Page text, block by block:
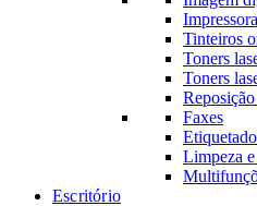
Tinteiros
Toners
Toners
Faxes
Limpeza
Escritório